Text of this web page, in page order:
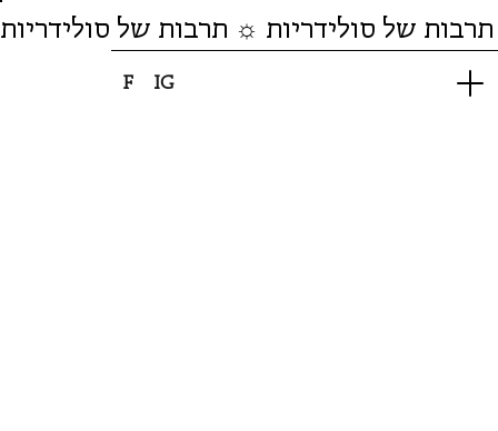
F IG
של סולידריות ☼ תרבות של סולידריות